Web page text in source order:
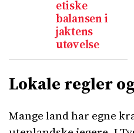
etiske
balansen i
jaktens
utøvelse
Lokale regler
Mange land har egne